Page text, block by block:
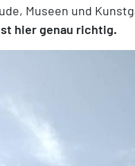
Museen und
hier genau richtig.